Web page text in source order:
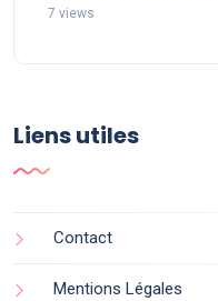
7 views
Liens utiles
Contact
Mentions Légales